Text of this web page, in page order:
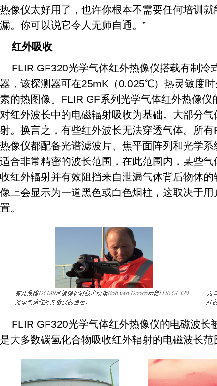
热像仪太好用了，也许你根本不需要任何培训
漏。你可以说它令人无师自通。”
红外吸收
FLIR GF320光学气体红外热像仪搭载有制冷
器，该探测器可在25mK（0.025℃）热灵敏度
素的热图像。FLIR GF系列光学气体红外热像仪
对红外波长中的电磁辐射吸收为基础。大部分
射。换言之，有些红外波长无法穿透气体。所
热像仪都配备光谱滤波片、焦平面阵列和光学
适合非常精密的波长范围，在此范围内，某些
收红外辐射并有效阻挡来自泄漏气体背后物体
像上会显示为一道黑色或白色烟柱，这取决于用
置。
FLIR GF320光学气体红外热像仪的电磁波长
是大多数碳氢化合物吸收红外辐射的电磁波长